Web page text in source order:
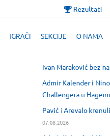
Rezultati
IGRAČI SEKCIJE O NAMA
Ivan Maraković bez
Admir Kalender i
Challengera u
Pavić i Arevalo
07.08.2026